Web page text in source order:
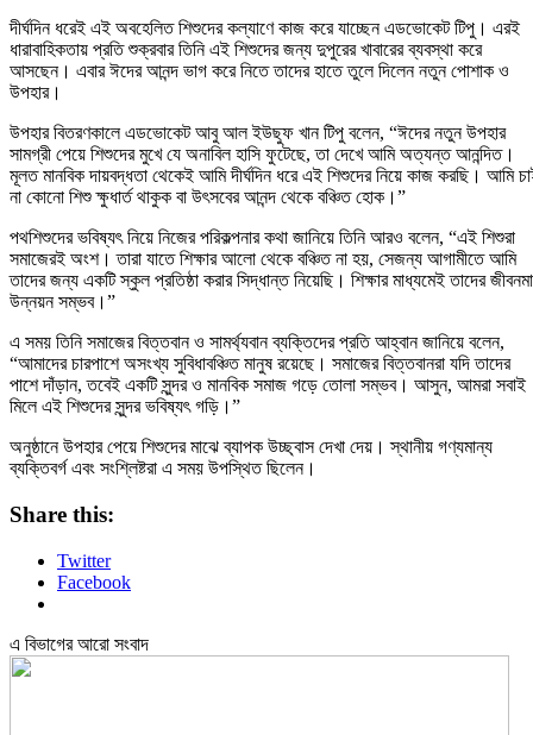
দীর্ঘদিন ধরেই এই অবহেলিত শিশুদের কল্যাণে কাজ করে যাচ্ছেন এডভোকেট টিপু। এরই
ধারাবাহিকতায় প্রতি শুক্রবার তিনি এই শিশুদের জন্য দুপুরের খাবারের ব্যবস্থা করে
আসছেন। এবার ঈদের আনন্দ ভাগ করে নিতে তাদের হাতে তুলে দিলেন নতুন পোশাক ও
উপহার।
উপহার বিতরণকালে এডভোকেট আবু আল ইউছুফ খান টিপু বলেন, “ঈদের নতুন উপহার
সামগ্রী পেয়ে শিশুদের মুখে যে অনাবিল হাসি ফুটেছে, তা দেখে আমি অত্যন্ত আনন্দিত।
মূলত মানবিক দায়বদ্ধতা থেকেই আমি দীর্ঘদিন ধরে এই শিশুদের নিয়ে কাজ করছি। আমি
না কোনো শিশু ক্ষুধার্ত থাকুক বা উৎসবের আনন্দ থেকে বঞ্চিত হোক।”
পথশিশুদের ভবিষ্যৎ নিয়ে নিজের পরিকল্পনার কথা জানিয়ে তিনি আরও বলেন, “এই শিশুরা
সমাজেরই অংশ। তারা যাতে শিক্ষার আলো থেকে বঞ্চিত না হয়, সেজন্য আগামীতে আমি
তাদের জন্য একটি স্কুল প্রতিষ্ঠা করার সিদ্ধান্ত নিয়েছি। শিক্ষার মাধ্যমেই তাদের
উন্নয়ন সম্ভব।”
এ সময় তিনি সমাজের বিত্তবান ও সামর্থ্যবান ব্যক্তিদের প্রতি আহ্বান জানিয়ে বলেন,
“আমাদের চারপাশে অসংখ্য সুবিধাবঞ্চিত মানুষ রয়েছে। সমাজের বিত্তবানরা যদি তাদের
পাশে দাঁড়ান, তবেই একটি সুন্দর ও মানবিক সমাজ গড়ে তোলা সম্ভব। আসুন, আমরা সবাই
মিলে এই শিশুদের সুন্দর ভবিষ্যৎ গড়ি।”
অনুষ্ঠানে উপহার পেয়ে শিশুদের মাঝে ব্যাপক উচ্ছ্বাস দেখা দেয়। স্থানীয় গণ্যমান্য
ব্যক্তিবর্গ এবং সংশ্লিষ্টরা এ সময় উপস্থিত ছিলেন।
Share this:
Twitter
Facebook
এ বিভাগের আরো সংবাদ